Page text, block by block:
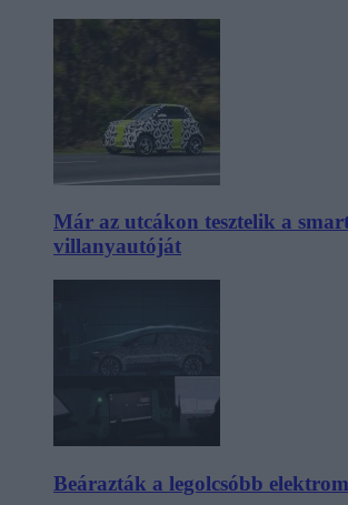
Már az utcákon tesztelik a
villanyautóját
Beárazták a legolcsóbb